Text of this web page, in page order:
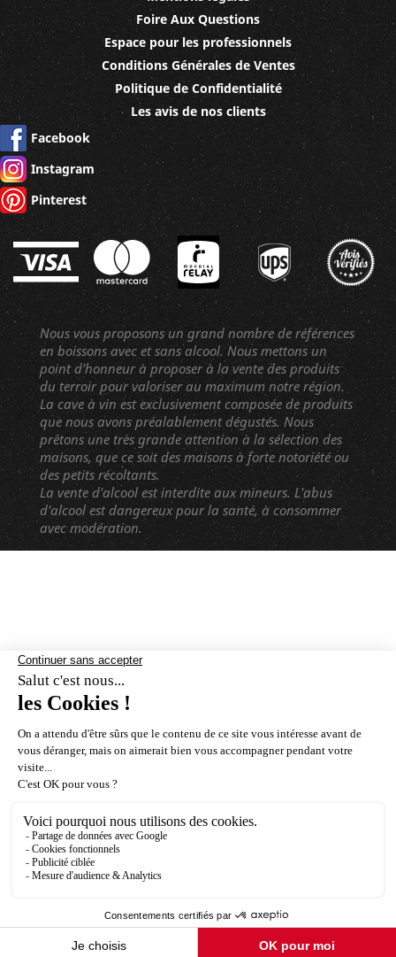
Foire Aux Questions
Espace pour les professionnels
Conditions Générales de Ventes
Politique de Confidentialité
Les avis de nos clients
Facebook
Instagram
Pinterest
Nous vous proposons un grand nombre de références
en boissons avec et sans alcool. Nous mettons un
point d'honneur à proposer à la vente des produits
du terroir pour valoriser au maximum notre région.
La cave à vin est exclusivement composée de produits
que nous avons préalablement dégustés. Nous
prêtons une très grande attention à la sélection des
maisons, que ce soit des maisons à forte notoriété ou
des petits récoltants.
La vente d'alcool est interdite aux mineurs. L'abus
d'alcool est dangereux pour la santé, à consommer
avec modération.